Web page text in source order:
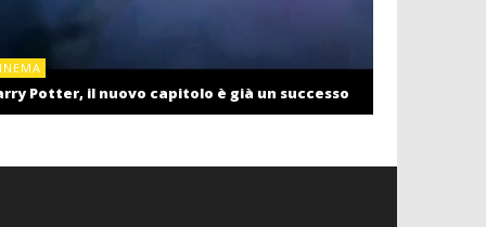
Potter, il nuovo capitolo è già un successo